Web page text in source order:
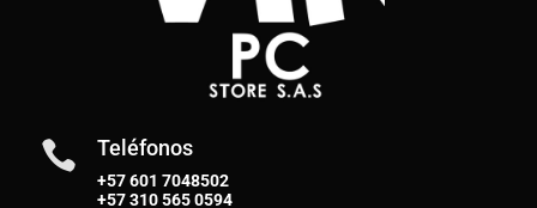
 Teléfonos
+57 601 7048502
+57310 565 0594